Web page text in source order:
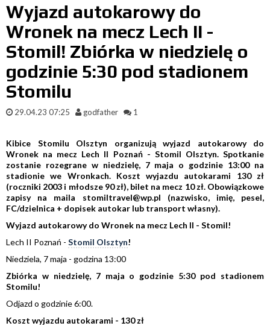
Wyjazd autokarowy do
Wronek na mecz Lech II -
Stomil! Zbiórka w niedzielę o
godzinie 5:30 pod stadionem
Stomilu
29.04.23 07:25 godfather 1
Kibice Stomilu Olsztyn organizują wyjazd autokarowy do
Wronek na mecz Lech II Poznań - Stomil Olsztyn. Spotkanie
zostanie rozegrane w niedzielę, 7 maja o godzinie 13:00 na
stadionie we Wronkach. Koszt wyjazdu autokarami 130 zł
(roczniki 2003 i młodsze 90 zł), bilet na mecz 10 zł. Obowiązkowe
zapisy na maila stomiltravel@wp.pl (nazwisko, imię, pesel,
FC/dzielnica + dopisek autokar lub transport własny).
Wyjazd autokarowy do Wronek na mecz Lech II - Stomil!
Lech II Poznań - Stomil Olsztyn!
Niedziela, 7 maja - godzina 13:00
Zbiórka w niedzielę, 7 maja o godzinie 5:30 pod stadionem
Stomilu!
Odjazd o godzinie 6:00.
Koszt wyjazdu autokarami - 130 zł